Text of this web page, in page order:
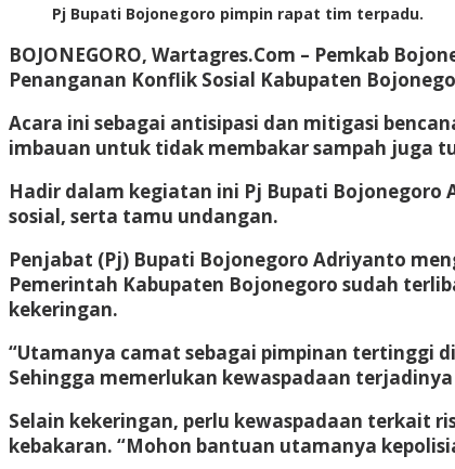
Pj Bupati Bojonegoro pimpin rapat tim terpadu.
BOJONEGORO, Wartagres.Com – Pemkab
Penanganan Konflik Sosial Kabupaten
Acara ini sebagai antisipasi dan mitigasi
imbauan untuk tidak membakar sampah juga
Hadir dalam kegiatan ini Pj Bupati Bojonegoro
sosial, serta tamu undangan.
Penjabat (Pj) Bupati Bojonegoro Adriyanto
Pemerintah Kabupaten Bojonegoro sudah
kekeringan.
“Utamanya camat sebagai pimpinan tertinggi
Sehingga memerlukan kewaspadaan
Selain kekeringan, perlu kewaspadaan terkait
kebakaran. “Mohon bantuan utamanya